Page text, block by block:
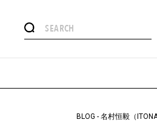
#憧れ
#HANDSOME
BLOG - 名村恒毅（